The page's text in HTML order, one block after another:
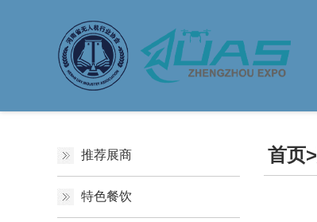
推荐展商
特色餐饮
首页>